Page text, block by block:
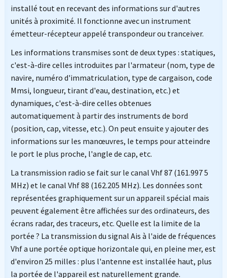
installé tout en recevant des informations sur d'autres
unités à proximité. Il fonctionne avec un instrument
émetteur-récepteur appelé transpondeur ou tranceiver.
Les informations transmises sont de deux types : statiques,
c'est-à-dire celles introduites par l'armateur (nom, type de
navire, numéro d'immatriculation, type de cargaison, code
Mmsi, longueur, tirant d'eau, destination, etc.) et
dynamiques, c'est-à-dire celles obtenues
automatiquement à partir des instruments de bord
(position, cap, vitesse, etc.). On peut ensuite y ajouter des
informations sur les manœuvres, le temps pour atteindre
le port le plus proche, l'angle de cap, etc.
La transmission radio se fait sur le canal Vhf 87 (161.997 5
MHz) et le canal Vhf 88 (162.205 MHz). Les données sont
représentées graphiquement sur un appareil spécial mais
peuvent également être affichées sur des ordinateurs, des
écrans radar, des traceurs, etc. Quelle est la limite de la
portée ? La transmission du signal Ais à l'aide de fréquences
Vhf a une portée optique horizontale qui, en pleine mer, est
d'environ 25 milles : plus l'antenne est installée haut, plus
la portée de l'appareil est naturellement grande.